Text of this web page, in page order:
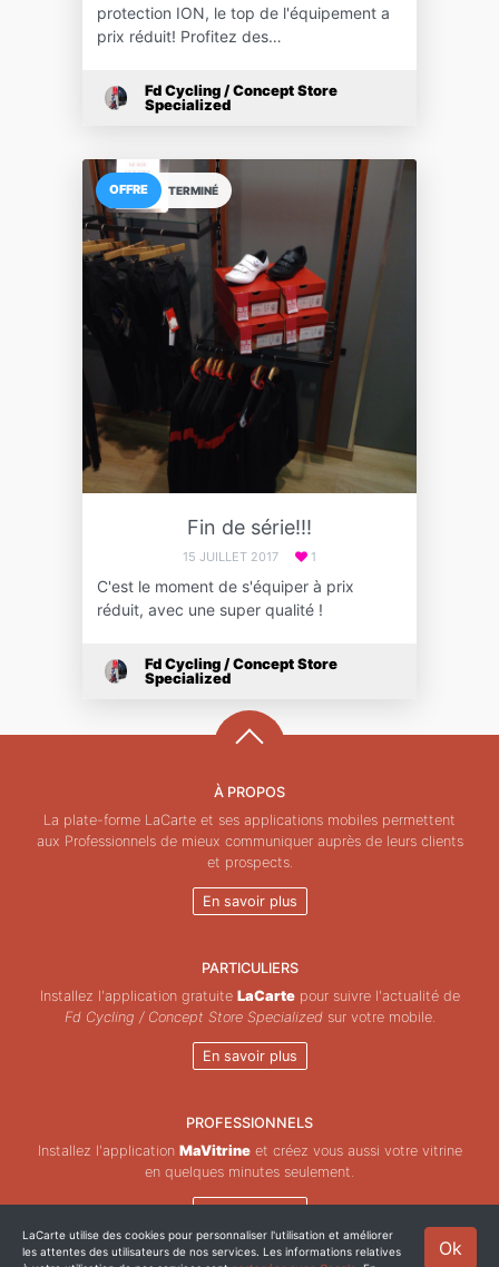
protection ION, le top de l'équipement a
prix réduit! Profitez des…
Fd Cycling / Concept Store
Specialized
TERMINÉ
OFFRE
Fin de série!!!
15 JUILLET 2017 1
C'est le moment de s'équiper à prix
réduit, avec une super qualité !
Fd Cycling / Concept Store
Specialized
À PROPOS
La plate-forme LaCarte et ses applications mobiles permettent
aux Professionnels de mieux communiquer auprès de leurs clients
et prospects.
En savoir plus
PARTICULIERS
Installez l'application gratuite LaCartepour suivre l'actualité de
Fd Cycling / Concept Store Specializedsur votre mobile.
En savoir plus
PROFESSIONNELS
Installez l'application MaVitrineet créez vous aussi votre vitrine
en quelques minutes seulement.
En savoir plus
Copyright © ZeMAP 2026 - Tous droits réservés. Ok
LaCarte utilise des cookies pour personnaliser l'utilisation et améliorer
les attentes des utilisateurs de nos services. Les informations relatives